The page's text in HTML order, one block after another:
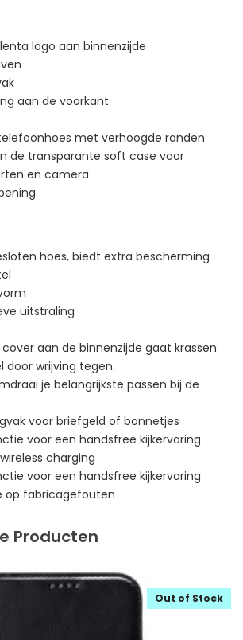
logo aan binnenzijde
aan de voorkant
met verhoogde randen
de transparante soft case voor
en camera
hoes, biedt extra bescherming
uitstraling
cover aan de binnenzijde gaat krassen
door wrijving tegen.
je belangrijkste passen bij de
voor briefgeld of bonnetjes
voor een handsfree kijkervaring
charging
voor een handsfree kijkervaring
op fabricagefouten
Producten
Out of Stock